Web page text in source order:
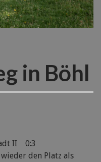
in Böhl
II 0:3
den Platz als